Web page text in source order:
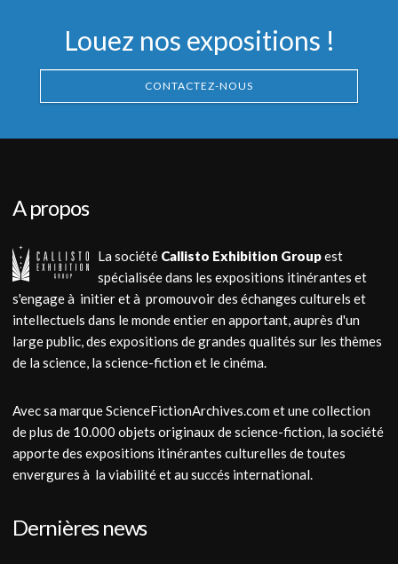
Louez nos expositions !
CONTACTEZ-NOUS
A propos
La société Callisto Exhibition Groupest
spécialisée dans les expositions itinérantes et
s'engage à initier et à promouvoir des échanges culturels et
intellectuels dans le monde entier en apportant, auprès d'un
large public, des expositions de grandes qualités sur les thèmes
de la science, la science-fiction et le cinéma.
Avec sa marque ScienceFictionArchives.com et une collection
de plus de 10.000 objets originaux de science-fiction, la société
apporte des expositions itinérantes culturelles de toutes
envergures à la viabilité et au succés international.
Dernières news